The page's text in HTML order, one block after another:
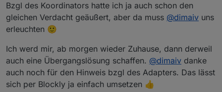
Bzgl des Koordinators hatte ich ja auch schon den
gleichen Verdacht geäußert, aber da muss @dimaiv uns
erleuchten 🙂
Ich werd mir, ab morgen wieder Zuhause, dann derweil
auch eine Übergangslösung schaffen. @dimaiv danke
auch noch für den Hinweis bzgl des Adapters. Das lässt
sich per Blockly ja einfach umsetzen 👍